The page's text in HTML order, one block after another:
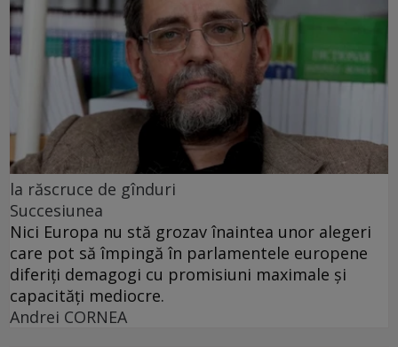
la răscruce de gînduri
Succesiunea
Nici Europa nu stă grozav înaintea unor alegeri
care pot să împingă în parlamentele europene
diferiți demagogi cu promisiuni maximale și
capacități mediocre.
Andrei CORNEA